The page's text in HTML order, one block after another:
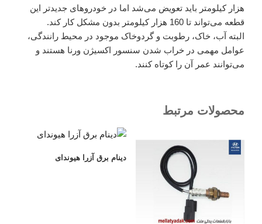
هزار کیلومتر باید تعویض می‌شد اما در خودروهای جدیدتر این
قطعه می‌تواند تا 160 هزار کیلومتر بدون مشکل کار کند.
البته آب، خاک، رطوبت و گردوخاک موجود در محیط رانندگی،
عوامل مهمی در خراب شدن سنسور اکسیژن ورنا هستند و
می‌توانند عمر آن را کوتاه کنند.
محصولات مرتبط
دینام برق آزرا هیوندای